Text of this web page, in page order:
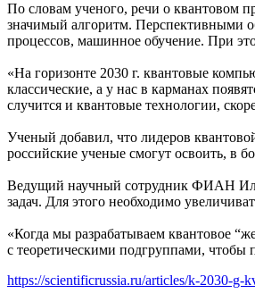
По словам ученого, речи о квантовом
значимый алгоритм. Перспективными
процессов, машинное обучение. При
«На горизонте 2030 г. квантовые
классические, а у нас в карманах
случится и квантовые технологии,
Ученый добавил, что лидеров
российские ученые смогут освоить, в
Ведущий научный сотрудник ФИАН
задач. Для этого необходимо
«Когда мы разрабатываем квантовое
с теоретическими подгруппами, чтобы
https://scientificrussia.ru/articles/k-2030-g-